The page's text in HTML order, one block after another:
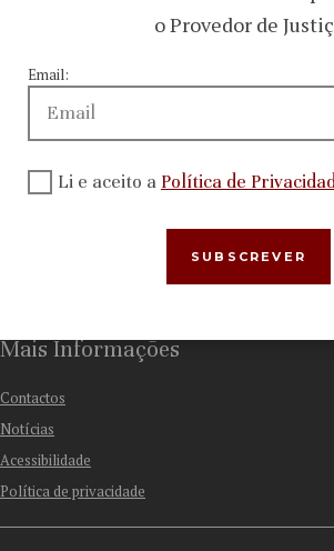
Menu
Mais Informações
Contactos
Notícias
Acessibilidade
Política de privacidade
o Provedor de
Email:
Li e aceito a Política de